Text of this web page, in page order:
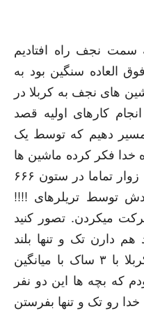
ﺳﻤﺖ ﻧﺠﻒ ﺭﺍﻩ ﺍﻓﺘﺎﺩﯾﻢ
ﺍﻟﻌﺎﺩﻩ ﺳﻨﮕﯿﻦ ﺑﻮﺩ ﺑﻪ
ﻫﺎﯼ ﻧﺠﻒ ﺑﻪ ﮐﺮﺑﻼ ﺩﺭ
ﮐﺎﺭﻫﺎﯼ ﺍﻭﻟﯿﻪ ﻗﺼﺪ
ﺩﻫﯿﻢ ﮐﻪ ﺗﻮﺳﻂ ﯾﮏ
ﺧﺪﺍ ﻓﮑﺮ ﮐﺮﺩﻩ ﻣﺎﺷﯿﻦ ﻫﺎ
ﺗﺎ ﺧﻮﺩ ﮐﺮﺑﻼ ﺯﻭﺍﺭ ﺭﻭ ﻣﯿﺒﺮﻥ ﺍﻣﺎ ﺯﻭﺍﺭ ﺗﻤﺎﻣﺎ ﺩﺭ ﺳﺘﻮﻥ ۶۶۶
ﺗﻮﺳﻂ ﺗﺮﯾﻠﺮﻫﺎﯼ !!!!
ﻣﯿﮑﺮﺩﻥ. ﺗﺼﻮﺭ ﮐﻨﯿﺪ
ﺩﺍﺭﻥ ﺗﮏ ﻭ ﺗﻨﻬﺎ ﺑﻠﻨﺪ
ﺷﺪﻩ ﻭ ﺍﻧﻔﺮﺍﺩﯼ ﺍﻭﻣﺪﻩ ﺑﻮﺩﻥ ﮐﺮﺑﻼ ﺑﺎ ۳ ﺳﺎﮎ ﺑﺎ ﻣﯿﺎﻧﮕﯿﻦ
ﮐﻪ ﺑﭽﻪ ﻫﺎ ﺍﯾﻦ ﺩﻭ ﻧﻔﺮ
ﺭﻭ ﺗﮏ ﻭ ﺗﻨﻬﺎ ﺑﻔﺮﺳﺘﻦ